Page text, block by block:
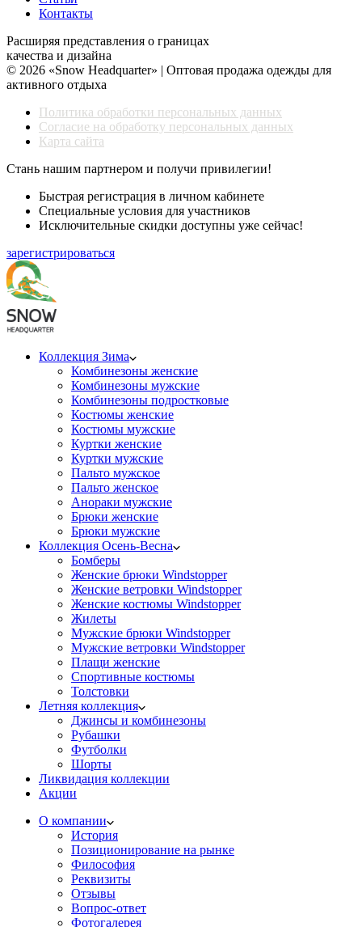
Контакты
Расширяя представления о границах
качества и дизайна
© 2026 «Snow Headquarter» | Оптовая продажа одежды для
активного отдыха
Политика обработки персональных данных
Согласие на обработку персональных данных
Карта сайта
Стань нашим партнером и получи привилегии!
Быстрая регистрация в личном кабинете
Специальные условия для участников
Исключительные скидки доступны уже сейчас!
зарегистрироваться
Коллекция Зима
Комбинезоны женские
Комбинезоны мужские
Комбинезоны подростковые
Костюмы женские
Костюмы мужские
Куртки женские
Куртки мужские
Пальто мужское
Пальто женское
Анораки мужские
Брюки женские
Брюки мужские
Коллекция Осень-Весна
Бомберы
Женские брюки Windstopper
Женские ветровки Windstopper
Женские костюмы Windstopper
Жилеты
Мужские брюки Windstopper
Мужские ветровки Windstopper
Плащи женские
Спортивные костюмы
Толстовки
Летняя коллекция
Джинсы и комбинезоны
Рубашки
Футболки
Шорты
Ликвидация коллекции
Акции
О компании
История
Позиционирование на рынке
Философия
Реквизиты
Отзывы
Вопрос-ответ
Фотогалерея